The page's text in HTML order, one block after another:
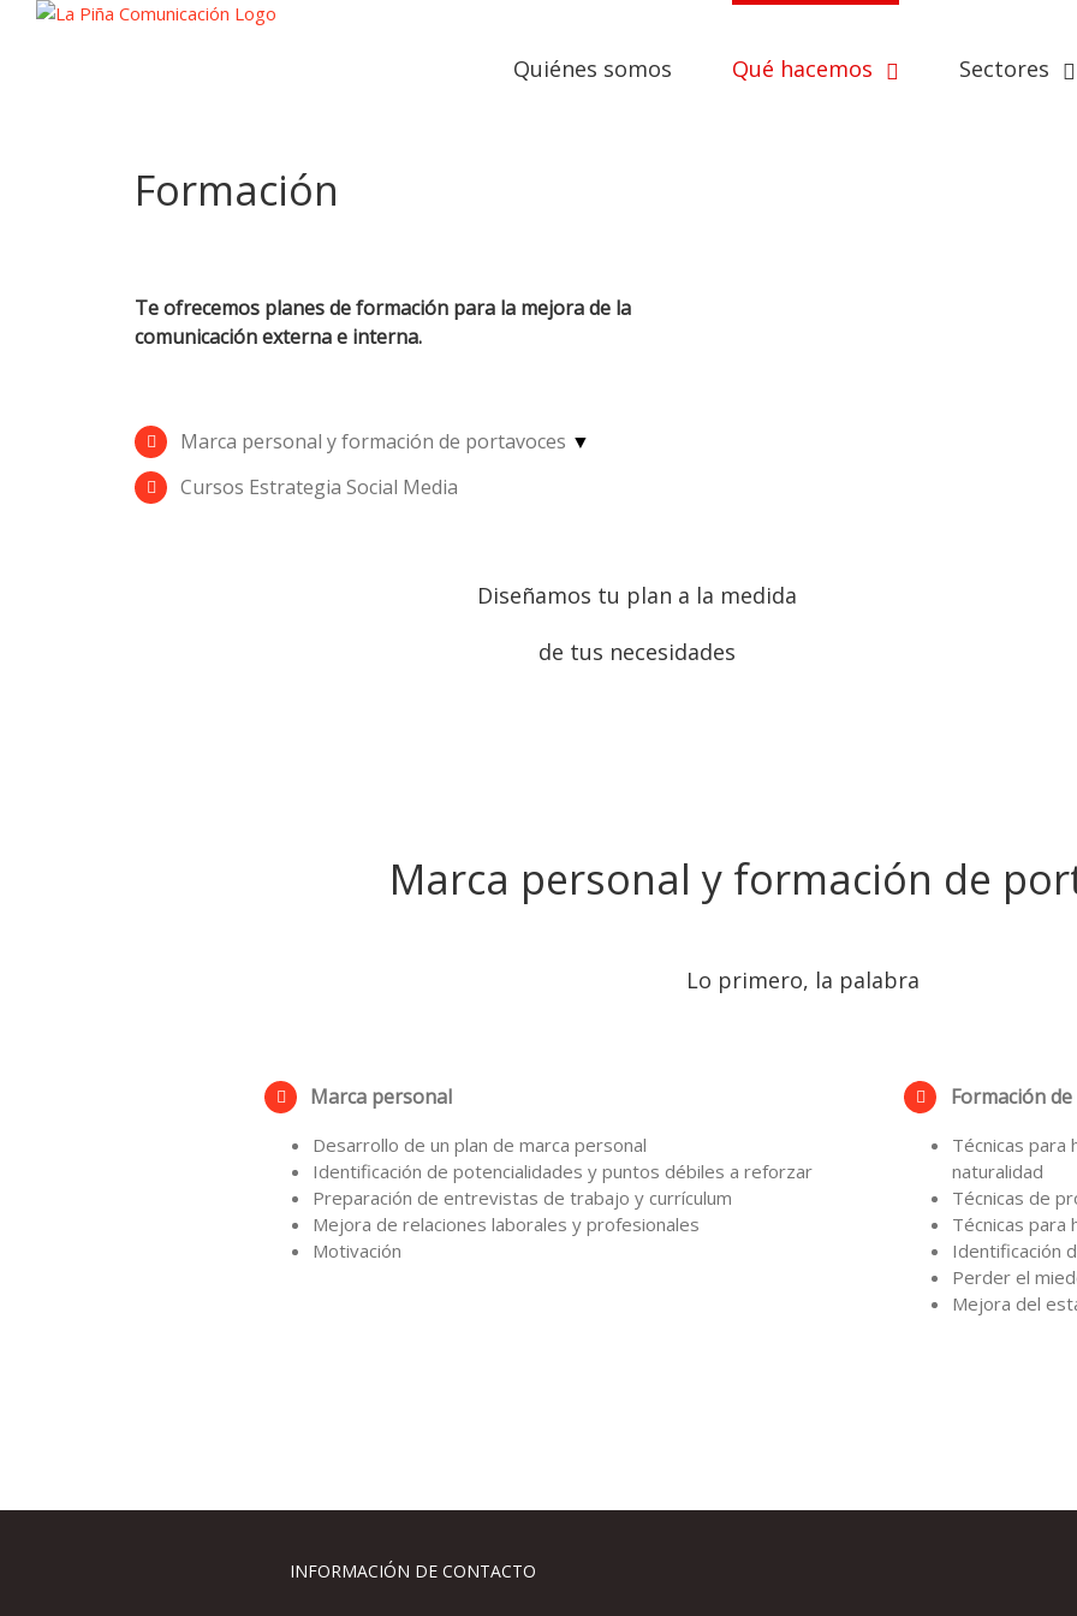
Quiénes somos Qué hacemos Sectores
Formación
Te ofrecemos planes de formación para la mejora de la
comunicación externa e interna.
Marca personal y formación de portavoces ▼
Cursos Estrategia Social Media
Diseñamos tu plan a la medida
de tus necesidades
Marca personal y formación de
Lo primero, la palabra
Marca personal
Desarrollo de un plan de marca personal
Identificación de potencialidades y puntos débiles a reforzar
Preparación de entrevistas de trabajo y currículum
Mejora de relaciones laborales y profesionales
Motivación
Formación
Técnicas para
naturalidad
Técnicas de
Técnicas para
Identificación
Perder el
Mejora del
INFORMACIÓN DE CONTACTO